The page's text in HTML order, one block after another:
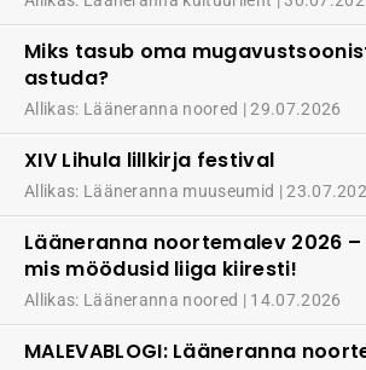
Miks tasub oma
astuda?
Allikas: Lääneranna noored 29.07.2026
XIV Lihula lillkirja festival
Allikas: Lääneranna muuseumid
Lääneranna noortemalev 2026
mis möödusid liiga kiiresti!
Allikas: Lääneranna noored 14.07.2026
MALEVABLOGI: Lääneranna